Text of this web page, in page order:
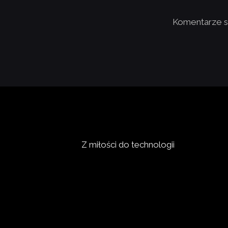
Komentarze
Z miłości do technologii